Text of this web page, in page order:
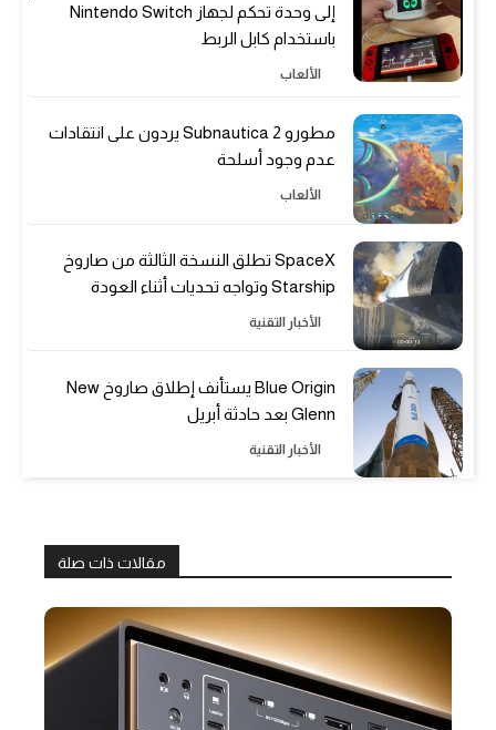
إلى وحدة تحكم لجهاز Nintendo Switch
باستخدام كابل الربط
الألعاب
مطورو Subnautica 2 يردون على انتقادات
عدم وجود أسلحة
الألعاب
SpaceX تطلق النسخة الثالثة من صاروخ
Starship وتواجه تحديات أثناء العودة
الأخبار التقنية
Blue Origin يستأنف إطلاق صاروخ New
Glenn بعد حادثة أبريل
الأخبار التقنية
مقالات ذات صلة